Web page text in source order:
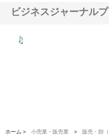
ビジネスジャーナル
ホーム >小売業・販売業 > 販売・卸